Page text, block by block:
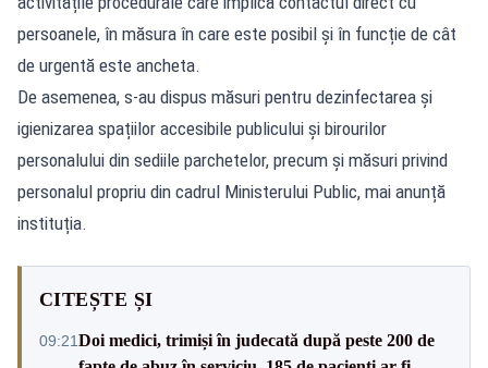
persoanele, în măsura în care este posibil și în funcție de cât
de urgentă este ancheta.
De asemenea, s-au dispus măsuri pentru dezinfectarea și
igienizarea spațiilor accesibile publicului și birourilor
personalului din sediile parchetelor, precum și măsuri privind
personalul propriu din cadrul Ministerului Public, mai anunță
instituția.
CITEȘTE ȘI
09:21Doi medici, trimiși în judecată după peste 200 de